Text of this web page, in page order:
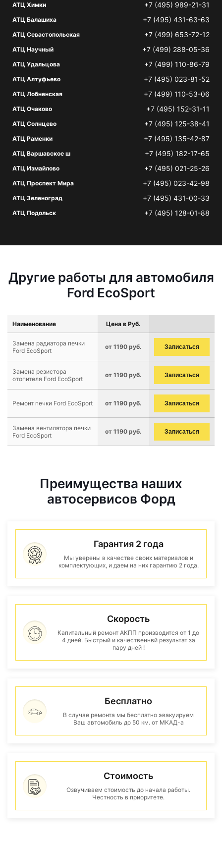
АТЦ Химки +7 (495) 989-21-31
АТЦ Балашиха +7 (495) 431-63-63
АТЦ Севастопольская +7 (499) 653-72-12
АТЦ Научный +7 (499) 288-05-36
АТЦ Удальцова +7 (499) 110-86-79
АТЦ Алтуфьево +7 (495) 023-81-52
АТЦ Лобненская +7 (499) 110-53-06
АТЦ Очаково +7 (495) 152-31-11
АТЦ Солнцево +7 (495) 125-38-41
АТЦ Раменки +7 (495) 135-42-87
АТЦ Варшавское ш +7 (495) 182-17-65
АТЦ Измайлово +7 (495) 021-25-26
АТЦ Проспект Мира +7 (495) 023-42-98
АТЦ Зеленоград +7 (495) 431-00-33
АТЦ Подольск +7 (495) 128-01-88
Другие работы для автомобиля
Ford EcoSport
Наименование Цена в Руб.
Замена радиатора печки
Ford EcoSport
от 1190 руб. Записаться
Замена резистора
отопителя Ford EcoSport
от 1190 руб. Записаться
Ремонт печки Ford EcoSport от 1190 руб. Записаться
Замена вентилятора печки
Ford EcoSport
от 1190 руб. Записаться
Преимущества наших
автосервисов Форд
Гарантия 2 года
Мы уверены в качестве своих материалов и
комплектующих, и даем на них гарантию 2 года.
Скорость
Капитальный ремонт АКПП производится от 1 до
4 дней. Быстрый и качественнвй результат за
пару дней !
Бесплатно
В случае ремонта мы бесплатно эвакуируем
Ваш автомобиль до 50 км. от МКАД-а
Стоимость
Озвучиваем стоимость до начала работы.
Честность в приоритете.